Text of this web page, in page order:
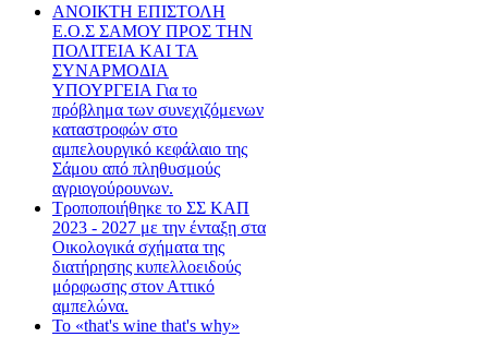
ΑΝΟΙΚΤΗ ΕΠΙΣΤΟΛΗ
Ε.Ο.Σ ΣΑΜΟΥ ΠΡΟΣ ΤΗΝ
ΠΟΛΙΤΕΙΑ ΚΑΙ ΤΑ
ΣΥΝΑΡΜΟΔΙΑ
ΥΠΟΥΡΓΕΙΑ Για το
πρόβλημα των συνεχιζόμενων
καταστροφών στο
αμπελουργικό κεφάλαιο της
Σάμου από πληθυσμούς
αγριογούρουνων.
Τροποποιήθηκε το ΣΣ ΚΑΠ
2023 - 2027 με την ένταξη στα
Οικολογικά σχήματα της
διατήρησης κυπελλοειδούς
μόρφωσης στον Αττικό
αμπελώνα.
Το «that's wine that's why»